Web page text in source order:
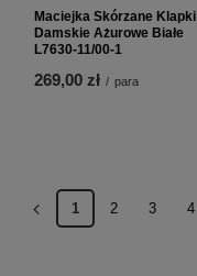
Maciejka Skórzane Klapki
Damskie Ażurowe Białe
L7630-11/00-1
269,00 zł / para
1 2 3 4